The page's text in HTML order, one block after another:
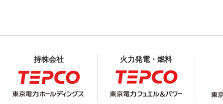
持株会社 火力発電・燃料